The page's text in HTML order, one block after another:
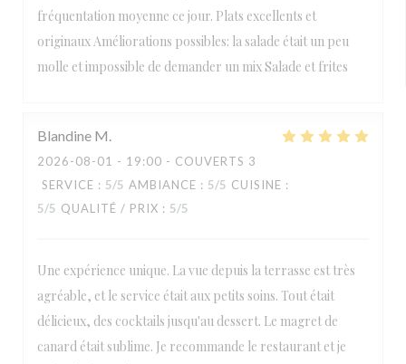
fréquentation moyenne ce jour. Plats excellents et
originaux Améliorations possibles: la salade était un peu
molle et impossible de demander un mix Salade et frites
Blandine M
2026-08-01 - 19:00 - COUVERTS 3
SERVICE : 5/5 AMBIANCE : 5/5 CUISINE :
5/5 QUALITÉ / PRIX : 5/5
Une expérience unique. La vue depuis la terrasse est très
agréable, et le service était aux petits soins. Tout était
délicieux, des cocktails jusqu'au dessert. Le magret de
canard était sublime. Je recommande le restaurant et je